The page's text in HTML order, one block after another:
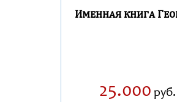
Именная книга
25.000 руб.